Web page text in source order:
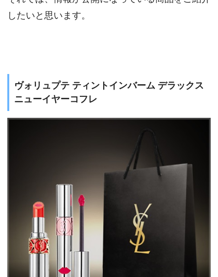
したいと思います。
ヴォリュプテ ティントインバーム デラックス
ニューイヤーコフレ